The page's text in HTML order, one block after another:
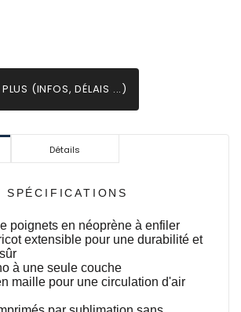
(INFOS, DÉLAIS ...)
Détails
SPÉCIFICATIONS
poignets en néoprène à enfiler
extensible pour une durabilité et
à une seule couche
maille pour une circulation d'air